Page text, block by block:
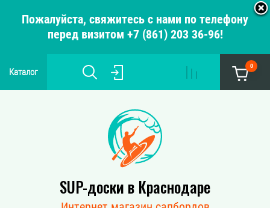
Пожалуйста, свяжитесь с нами по телефону
перед визитом +7 (861) 203 36-96!
Каталог
0
SUP-доски в Краснодаре